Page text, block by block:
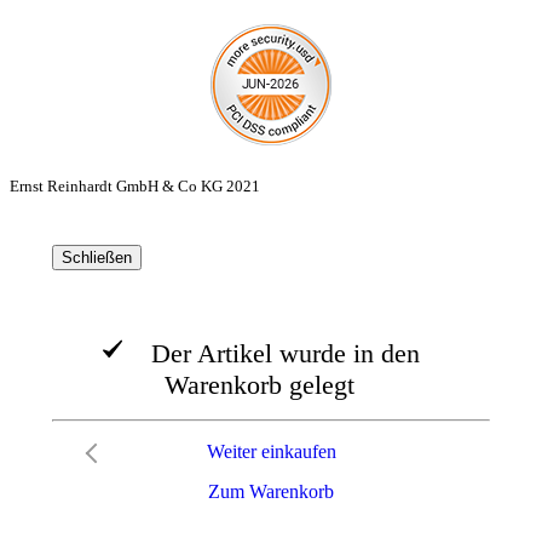
Ernst Reinhardt GmbH & Co KG 2021
Schließen
Der Artikel wurde in den
Warenkorb gelegt
Zum Warenkorb
Weiter einkaufen